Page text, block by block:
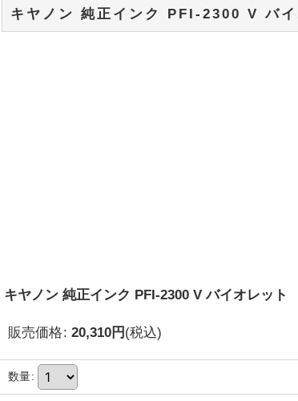
キヤノン 純正インク PFI-2300 V バイ
キヤノン 純正インク PFI-2300 V バイオレット
販売価格: 20,310円 (税込)
数量: